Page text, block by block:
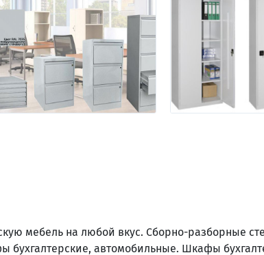
мебель на любой вкус. Сборно-разборные
бухгалтерские, автомобильные. Шкафы